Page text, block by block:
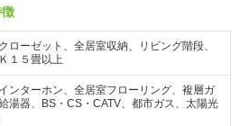
ローゼット、全居室収納、リビング階段、
１５畳以上
ンターホン、全居室フローリング、複層ガ
湯器、BS・CS・CATV、都市ガス、太陽光